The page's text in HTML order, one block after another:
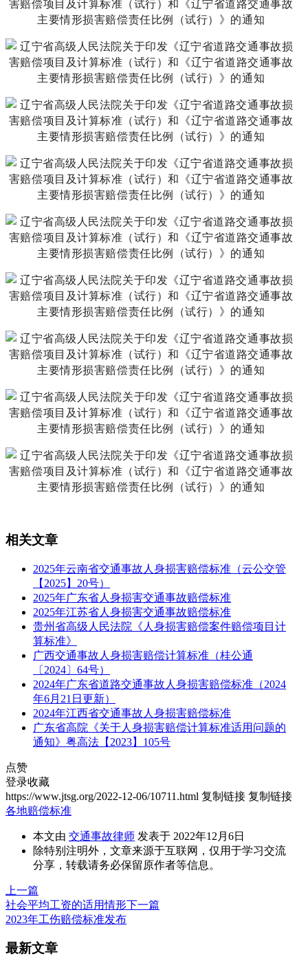
相关文章
2025年云南省交通事故人身损害赔偿标准（云公交管
【2025】20号）
2025年广东省人身损害交通事故赔偿标准
2025年江苏省人身损害交通事故赔偿标准
贵州省高级人民法院《人身损害赔偿案件赔偿项目计
算标准》
广西交通事故人身损害赔偿计算标准（桂公通
〔2024〕64号）
2024年广东省道路交通事故人身损害赔偿标准（2024
年6月21日更新）
2024年江西省交通事故人身损害赔偿标准
广东省高院《关于人身损害赔偿计算标准适用问题的
通知》粤高法【2023】105号
点赞
登录收藏
https://www.jtsg.org/2022-12-06/10711.html 复制链接 复制链接
各地赔偿标准
本文由 交通事故律师 发表于 2022年12月6日
除特别注明外，文章来源于互联网，仅用于学习交流
分享，转载请务必保留原作者等信息。
上一篇
社会平均工资的适用情形下一篇
2023年工伤赔偿标准发布
最新文章